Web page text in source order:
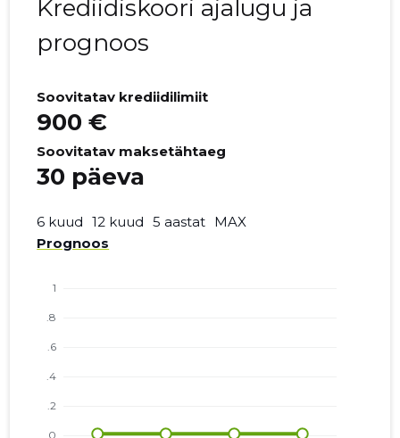
Krediidiskoori ajalugu ja
prognoos
Soovitatav krediidilimiit
900 €
Soovitatav maksetähtaeg
30 päeva
6 kuud 12 kuud 5 aastat MAX
Prognoos